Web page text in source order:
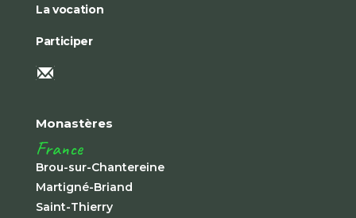
La vocation
Participer
Monastères
France
Brou-sur-Chantereine
Martigné-Briand
Saint-Thierry